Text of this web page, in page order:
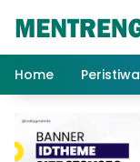
Home
Peristiwa